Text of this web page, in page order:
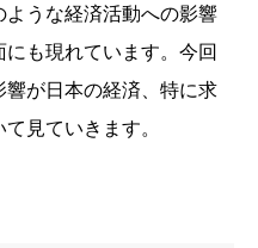
ような経済活動への影響
も現れています。 今回
が日本の経済、特に求
見ていきます。